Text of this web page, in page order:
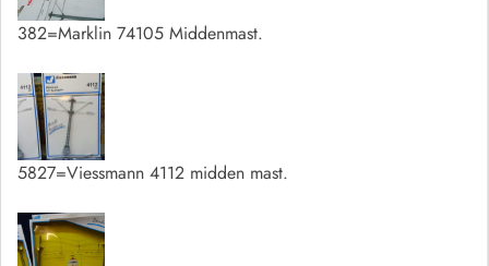
382=Marklin 74105 Middenmast.
5827=Viessmann 4112 midden mast.